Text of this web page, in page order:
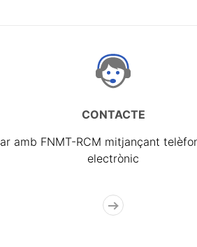
CONTACTE
amb FNMT-RCM mitjançant
electrònic